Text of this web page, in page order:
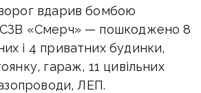
вдарив бомбою
«Смерч» — пошкоджено 8
і 4 приватних будинки,
гараж, 11 цивільних
ЛЕП.